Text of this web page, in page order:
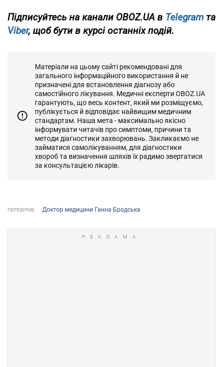
Підписуйтесь на канали OBOZ.UA в Telegram та
Viber, щоб бути в курсі останніх подій.
Матеріали на цьому сайті рекомендовані для
загального інформаційного використання й не
призначені для встановлення діагнозу або
самостійного лікування. Медичні експерти OBOZ.UA
гарантують, що весь контент, який ми розміщуємо,
публікується й відповідає найвищим медичним
стандартам. Наша мета - максимально якісно
інформувати читачів про симптоми, причини та
методи діагностики захворювань. Закликаємо не
займатися самолікуванням, для діагностики
хвороб та визначення шляхів їх радимо звертатися
за консультацією лікарів.
ПЕРЕВІРИВ: Доктор медицини Ганна Бродська